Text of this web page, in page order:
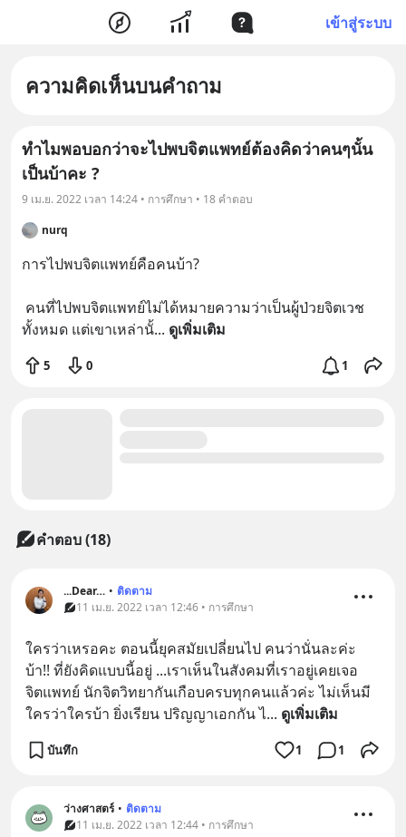
เข้าสู่ระบบ
ความคิดเห็นบนคำถาม
ทำไมพอบอกว่าจะไปพบจิตแพทย์ต้องคิดว่าคนๆนั้น
เป็นบ้าคะ ?
9 เม.ย. 2022 เวลา 14:24 • การศึกษา • 18 คำตอบ
nurq
การไปพบจิตแพทย์คือคนบ้า?
ทั้งหมด แต่เขาเหล่านั้... ดูเพิ่มเติม
5 0 1
คำตอบ (18)
...Dear… • ติดตาม
11 เม.ย. 2022 เวลา 12:46 • การศึกษา
ใครว่าเหรอคะ ตอนนี้ยุคสมัยเปลี่ยนไป คนว่านั่นละค่ะ
บ้า!! ที่ยังคิดแบบนี้อยู่ ...เราเห็นในสังคมที่เราอยู่เคยเจอ
จิตแพทย์ นักจิตวิทยากันเกือบครบทุกคนแล้วค่ะ ไม่เห็นมี
ใครว่าใครบ้า ยิ่งเรียน ปริญญาเอกกัน ไ... ดูเพิ่มเติม
บันทึก 1 1
ว่างศาสตร์ • ติดตาม
11 เม.ย. 2022 เวลา 12:44 • การศึกษา